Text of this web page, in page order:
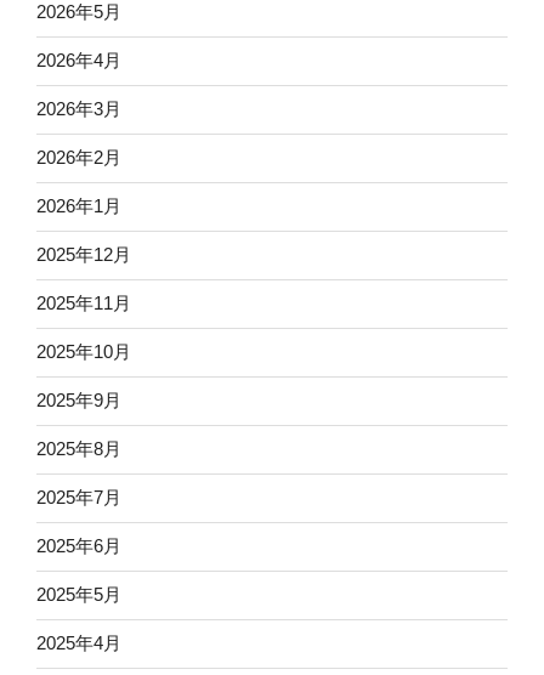
2026年5月
2026年4月
2026年3月
2026年2月
2026年1月
2025年12月
2025年11月
2025年10月
2025年9月
2025年8月
2025年7月
2025年6月
2025年5月
2025年4月